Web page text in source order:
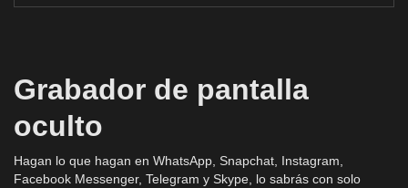
Grabador de pantalla
oculto
Hagan lo que hagan en WhatsApp, Snapchat, Instagram,
Facebook Messenger, Telegram y Skype, lo sabrás con solo